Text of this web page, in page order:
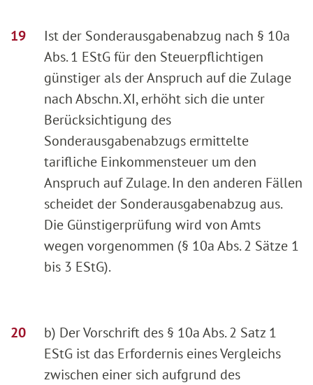
Ist der Sonderausgabenabzug nach § 10a
Abs. 1 EStG für den Steuerpflichtigen
günstiger als der Anspruch auf die Zulage
nach Abschn. XI, erhöht sich die unter
Berücksichtigung des
Sonderausgabenabzugs ermittelte
tarifliche Einkommensteuer um den
Anspruch auf Zulage. In den anderen Fällen
scheidet der Sonderausgabenabzug aus.
Die Günstigerprüfung wird von Amts
wegen vorgenommen (§ 10a Abs. 2 Sätze 1
bis 3 EStG).
b) Der Vorschrift des § 10a Abs. 2 Satz 1
EStG ist das Erfordernis eines Vergleichs
zwischen einer sich aufgrund des